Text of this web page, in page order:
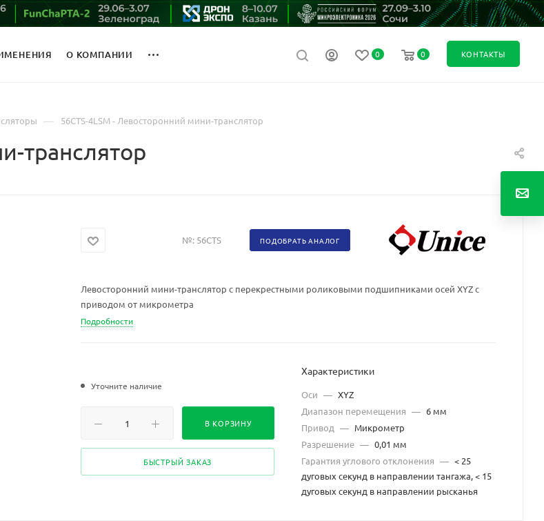
О КОМПАНИИ 0 0 КОНТАКТЫ
— 56CTS-4LSM - Левосторонний мини-транслятор
транслятор
№: 56CTS ПОДОБРАТЬ АНАЛОГ
Левосторонний мини-транслятор с перекрестными роликовыми подшипниками осей XYZс
приводом от микрометра
Подробности
Уточните наличие
В КОРЗИНУ
БЫСТРЫЙ ЗАКАЗ
Характеристики
Оси — XYZ
Диапазон перемещения — 6 мм
Привод — Mикрометр
Разрешение — 0,01 мм
Гарантия углового отклонения — < 25
дуговых секунд в направлении тангажа, < 15
дуговых секунд в направлении рысканья